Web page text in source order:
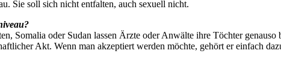
Sie soll sich nicht entfalten, auch sexuell nicht.
Somalia oder Sudan lassen Ärzte oder Anwälte ihre Töchter
Akt. Wenn man akzeptiert werden möchte, gehört er einfach